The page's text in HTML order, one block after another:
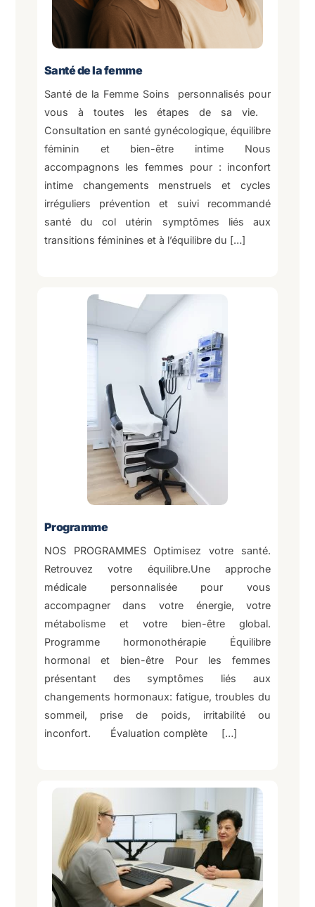
Santé de la femme
Santé de la Femme Soins personnalisés pour
vous à toutes les étapes de sa vie.
Consultation en santé gynécologique, équilibre
féminin et bien-être intime Nous
accompagnons les femmes pour : inconfort
intime changements menstruels et cycles
irréguliers prévention et suivi recommandé
santé du col utérin symptômes liés aux
transitions féminines et à l’équilibre du […]
Programme
NOS PROGRAMMES Optimisez votre santé.
Retrouvez votre équilibre.Une approche
médicale personnalisée pour vous
accompagner dans votre énergie, votre
métabolisme et votre bien-être global.
Programme hormonothérapie Équilibre
hormonal et bien-être Pour les femmes
présentant des symptômes liés aux
changements hormonaux: fatigue, troubles du
sommeil, prise de poids, irritabilité ou
inconfort. Évaluation complète […]